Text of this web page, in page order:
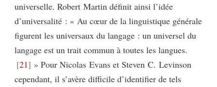
universelle. Robert Martin définit ainsi l’idée
d’universalité : « Au cœur de la linguistique générale
figurent les universaux du langage : un universel du
langage est un trait commun à toutes les langues.
21
» Pour Nicolas Evans et Steven C. Levinson
cependant, il s’avère difficile d’identifier de tels